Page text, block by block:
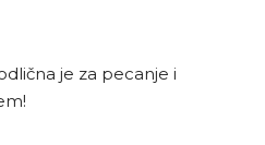
je za pecanje i